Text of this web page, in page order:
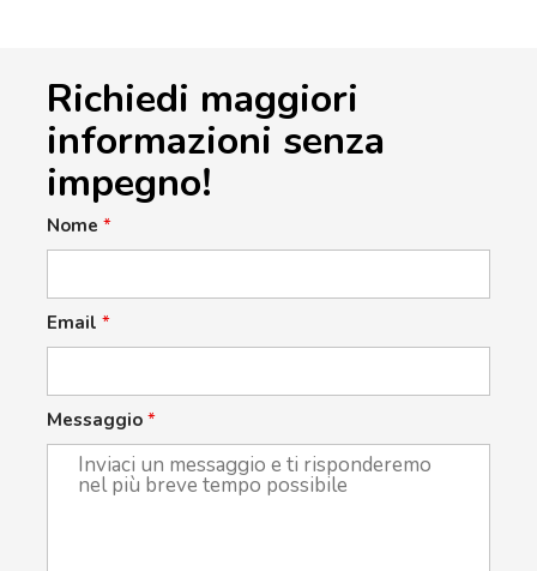
Richiedi maggiori
informazioni senza
impegno!
Nome *
Email *
Messaggio *